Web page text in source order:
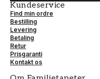
Kundeservice
Find min ordre
Bestilling
Levering
Betaling
Retur
Prisgaranti
Kontakt os